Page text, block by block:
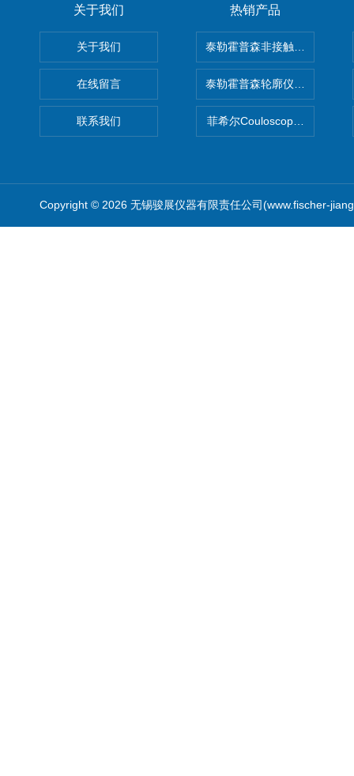
关于我们
关于我们
在线留言
联系我们
热销产品
泰勒霍普森非接触式轮廓仪
泰勒霍普森轮廓仪|TAYLOR
菲希尔Couloscope CMS2电
Copyright © 2026 无锡骏展仪器有限责任公司(www.fischer-